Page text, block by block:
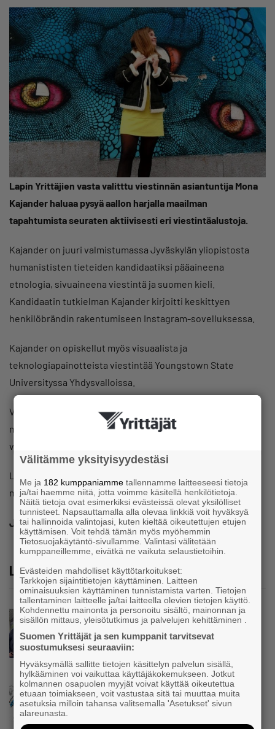
Lapin Yrittäjien vasta valitttu viestinnän asiantuntija Mona
Kajander haluaa pysyä aallon harjalla maailman
tapahtumista seuraten aktiivisesti eri viestintäalustoja.
Kajander on juuri valmistumassa Jyväskylän yliopistosta
humanististen tieteiden kandidaatiksi pääaineena
etnologia, sivuaineena viestintä ja suomen kieli.
Kandidaatin tutkielman Kajander kirjoitti keskittyen
henkilöbrändin rakentumiseen Instagram-sovelluksessa.
Kajander on opiskellut myös visuaalista ja
teknologiapainotteista viestintää Youngstown State
Universityssa Yhdysvalloissa.
Viestinnän asiantuntija työskentelee yrittäjäjärjestön
monipuolisissa sisäisen ja ulkoisen viestinnän tehtävissä
vastaten Lapin Yrittäjien kaikista viestintäkanavista.
Lapin Yrittäjien viestinnän asiantuntijan tehtävä on
määräaikainen ajalle 29.7.2019 – 31.10.2020.
Jaa
Lue lisää
Uutinen
Parikkalassa toimii yhä liike, jollainen alkaa
olla muualla harvinaisuus – Yrittäjä Hilkka
Myllylä tuntee asiakkaidensa jalat kuin
omansa
Uutinen
Nämä yritykset nousivat AAA-luokkaan –
Välitämme yksityisyydestäsi
Me ja 182 kumppaniamme tallennamme laitteeseesi tietoja
ja/tai haemme niitä, jotta voimme käsitellä henkilötietoja.
Näitä tietoja ovat esimerkiksi evästeissä olevat yksilölliset
tunnisteet. Napsauttamalla alla olevaa linkkiä voit hyväksyä
tai hallinnoida valintojasi, kuten kieltää oikeutettujen etujen
käyttämisen. Voit tehdä tämän myös myöhemmin
Tietosuojakäytäntö-sivullamme. Valintasi välitetään
kumppaneillemme, eivätkä ne vaikuta selaustietoihin.
Evästeiden mahdolliset käyttötarkoitukset:
Tarkkojen sijaintitietojen käyttäminen. Laitteen
ominaisuuksien käyttäminen tunnistamista varten. Tietojen
tallentaminen laitteelle ja/tai laitteella olevien tietojen käyttö.
Kohdennettu mainonta ja personoitu sisältö, mainonnan ja
sisällön mittaus, yleisötutkimus ja palvelujen kehittäminen .
Suomen Yrittäjät ja sen kumppanit tarvitsevat
suostumuksesi seuraaviin:
Hyväksymällä sallitte tietojen käsittelyn palvelun sisällä,
hylkääminen voi vaikuttaa käyttäjäkokemukseen. Jotkut
kolmannen osapuolen myyjät voivat käyttää oikeutettua
etuaan toimiakseen, voit vastustaa sitä tai muuttaa muita
asetuksia milloin tahansa valitsemalla 'Asetukset' sivun
alareunasta.